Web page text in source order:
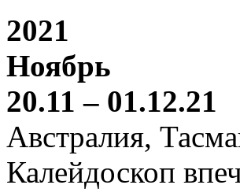
2021
Ноябрь
20.11 – 01.12.21
Австралия,
Калейдоскоп